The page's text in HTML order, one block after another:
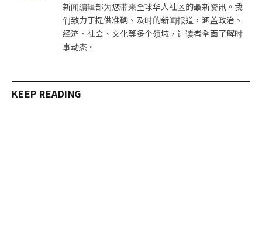
新闻编辑部为您带来全球华人社区的最新资讯。我
们致力于提供准确、及时的新闻报道，涵盖政治、
经济、社会、文化等多个领域，让读者全面了解时
事动态。
KEEP READING